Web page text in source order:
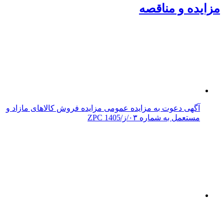
مزایده و مناقصه
آگهی دعوت به مزایده عمومی مزایده فروش کالاهای مازاد و
مستعمل به شماره ۰۳/ز/ZPC 1405